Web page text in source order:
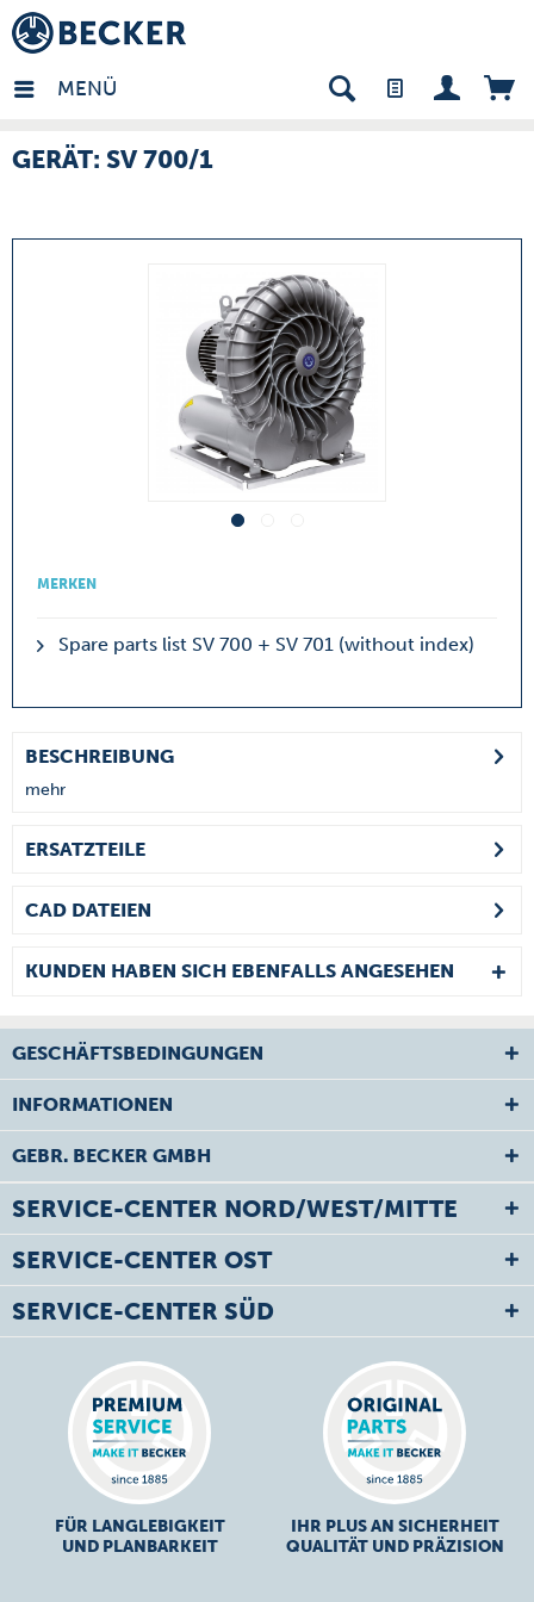
MENÜ
- DE
GERÄT: SV 700/1
MERKEN
Spare parts list SV 700 + SV 701 (without index)
BESCHREIBUNG
mehr
ERSATZTEILE
CAD DATEIEN
KUNDEN HABEN SICH EBENFALLS ANGESEHEN
GESCHÄFTSBEDINGUNGEN
INFORMATIONEN
GEBR. BECKER GMBH
SERVICE-CENTER NORD/WEST/MITTE
SERVICE-CENTER OST
SERVICE-CENTER SÜD
FÜR LANGLEBIGKEIT
UND PLANBARKEIT
IHR PLUS AN SICHERHEIT
QUALITÄT UND PRÄZISION